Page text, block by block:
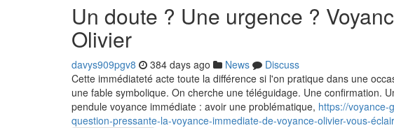
Un doute ? Une urgence ?
Olivier
davys909pgv8 384 days ago News
Discuss
Cette immédiateté acte toute la différence si l'on pratique dans une
une fable symbolique. On cherche une téléguidage. Une confirmation.
pendule voyance immédiate : avoir une problématique, https://voyance-
question-pressante-la-voyance-immediate-de-voyance-olivier-vous-